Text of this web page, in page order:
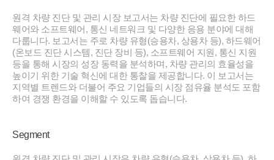
원격 차량 진단 및 관리 시장 보고서는 차량 진단에 필요한 하드
웨어와 소프트웨어, 통신 네트워크 및 다양한 응용 분야에 대해
다룹니다. 보고서는 주로 차량 유형(승용차, 상용차 등), 하드웨어
(온보드 진단 시스템, 진단 장비 등), 소프트웨어 지원, 통신 지원
등을 통해 시장의 성장 동력을 분석하며, 차량 관리의 효율성을
높이기 위한 기술 혁신에 대한 통찰을 제공합니다. 이 보고서는
지역별 트렌드와 더불어 주요 기업들의 시장 점유율 분석도 포함
하여 경쟁 환경을 이해할 수 있도록 돕습니다.
Segment